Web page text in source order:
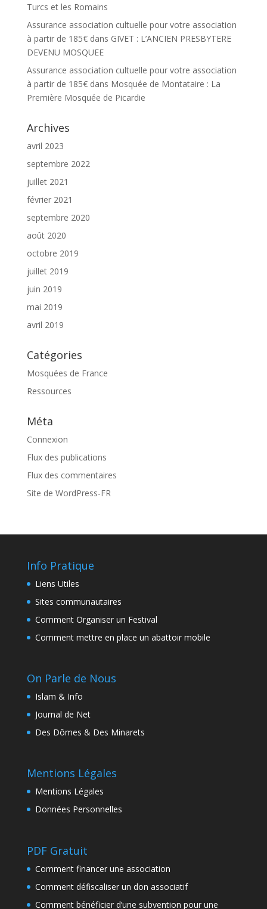
Turcs et les Romains
Assurance association cultuelle pour votre association
à partir de 185€dans GIVET : L’ANCIEN PRESBYTERE
DEVENU MOSQUEE
Assurance association cultuelle pour votre association
à partir de 185€dans Mosquée de Montataire : La
Première Mosquée de Picardie
Archives
avril 2023
septembre 2022
juillet 2021
février 2021
septembre 2020
août 2020
octobre 2019
juillet 2019
juin 2019
mai 2019
avril 2019
Catégories
Mosquées de France
Ressources
Méta
Connexion
Flux des publications
Flux des commentaires
Site de WordPress-FR
Info Pratique
Liens Utiles
Sites communautaires
Comment Organiser un Festival
Comment mettre en place un abattoir mobile
On Parle de Nous
Islam & Info
Journal de Net
Des Dômes & Des Minarets
Mentions Légales
Mentions Légales
Données Personnelles
PDF Gratuit
Comment financer une association
Comment défiscaliser un don associatif
Comment bénéficier d’une subvention pour une